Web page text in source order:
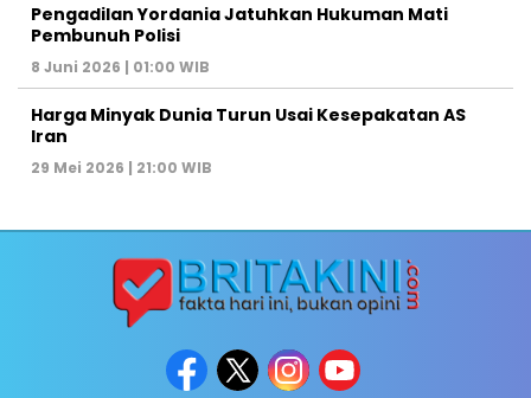
Pengadilan Yordania Jatuhkan Hukuman Mati
Pembunuh Polisi
8 Juni 2026 | 01:00 WIB
Harga Minyak Dunia Turun Usai Kesepakatan AS
Iran
29 Mei 2026 | 21:00 WIB